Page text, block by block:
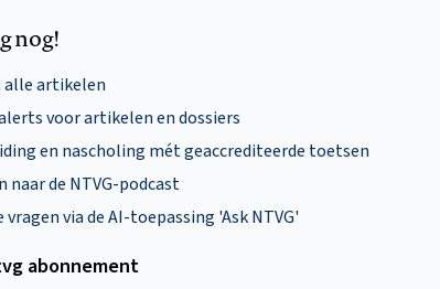
nog!
artikelen
voor artikelen en dossiers
en nascholing mét geaccrediteerde toetsen
de NTVG-podcast
via de AI-toepassing 'Ask NTVG'
abonnement